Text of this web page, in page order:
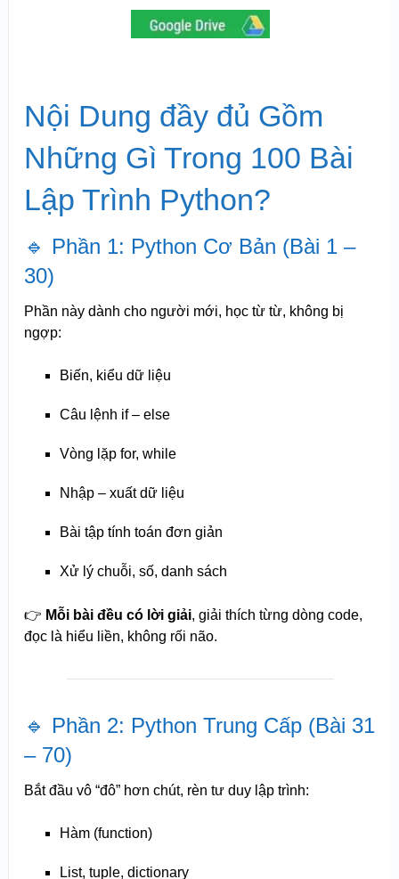
Nội Dung đầy đủ Gồm
Những Gì Trong 100 Bài
Lập Trình Python?
🔹 Phần 1: Python Cơ Bản (Bài 1 –
30)
Phần này dành cho người mới, học từ từ, không bị
ngợp:
Biến, kiểu dữ liệu
Câu lệnh if – else
Vòng lặp for, while
Nhập – xuất dữ liệu
Bài tập tính toán đơn giản
Xử lý chuỗi, số, danh sách
👉 Mỗi bài đều có lời giải, giải thích từng dòng code,
đọc là hiểu liền, không rối não.
🔹 Phần 2: Python Trung Cấp (Bài 31
– 70)
Bắt đầu vô “đô” hơn chút, rèn tư duy lập trình:
Hàm (function)
List, tuple, dictionary